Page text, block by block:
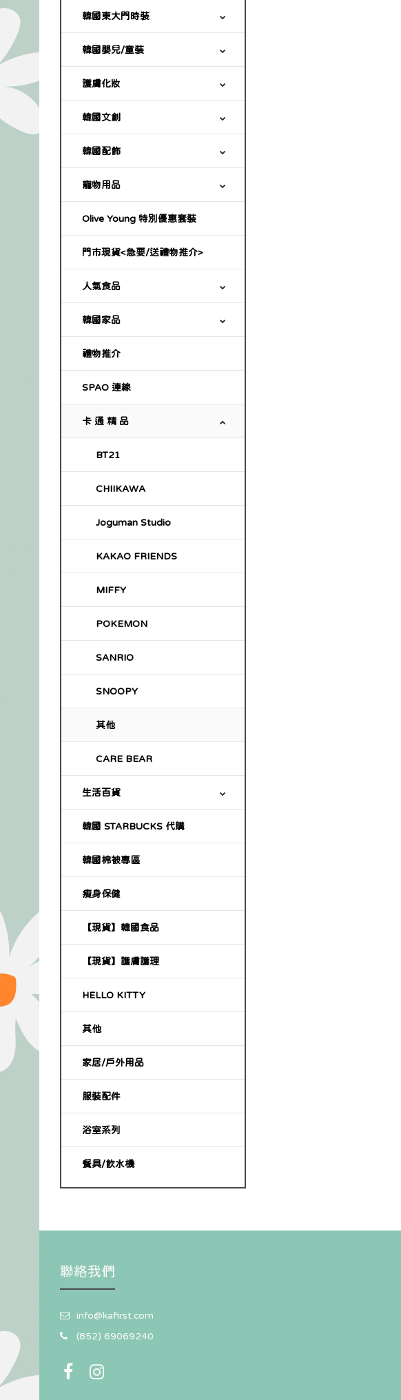
韓國東大門時裝
韓國嬰兒/童裝
護膚化妝
韓國文創
韓國配飾
寵物用品
Olive Young 特別優惠套裝
門市現貨<急要/送禮物推介>
人氣食品
韓國家品
禮物推介
SPAO 連線
卡 通 精 品
BT21
CHIIKAWA
Joguman Studio
KAKAO FRIENDS
MIFFY
POKEMON
SANRIO
SNOOPY
其他
CARE BEAR
生活百貨
韓國 STARBUCKS 代購
韓國棉被專區
瘦身保健
【現貨】韓國食品
【現貨】護膚護理
HELLO KITTY
其他
家居/戶外用品
服裝配件
浴室系列
餐具/飲水機
聯絡我們
info@kafirst.com
(852) 69069240